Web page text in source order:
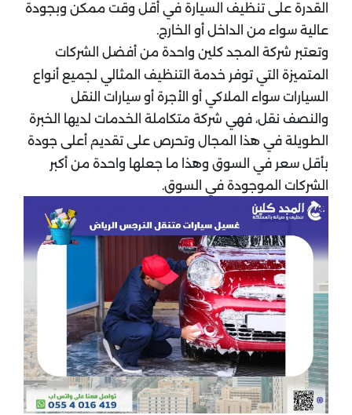
القدرة على تنظيف السيارة في أقل وقت ممكن وبجودة
عالية سواء من الداخل أو الخارج.
وتعتبر شركة المجد كلين واحدة من أفضل الشركات
المتميزة التي توفر خدمة التنظيف المثالي لجميع أنواع
السيارات سواء الملاكي أو الأجرة أو سيارات النقل
والنصف نقل، فهي شركة متكاملة الخدمات لديها الخبرة
الطويلة في هذا المجال وتحرص على تقديم أعلى جودة
بأقل سعر في السوق وهذا ما جعلها واحدة من أكبر
الشركات الموجودة في السوق.